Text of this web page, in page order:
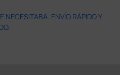
NECESITABA. ENVÍO RÁPIDO Y